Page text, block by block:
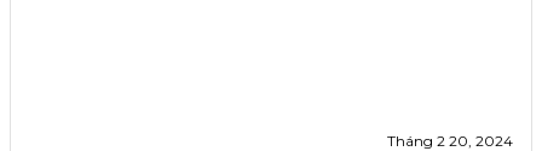
Tháng 2 20, 2024